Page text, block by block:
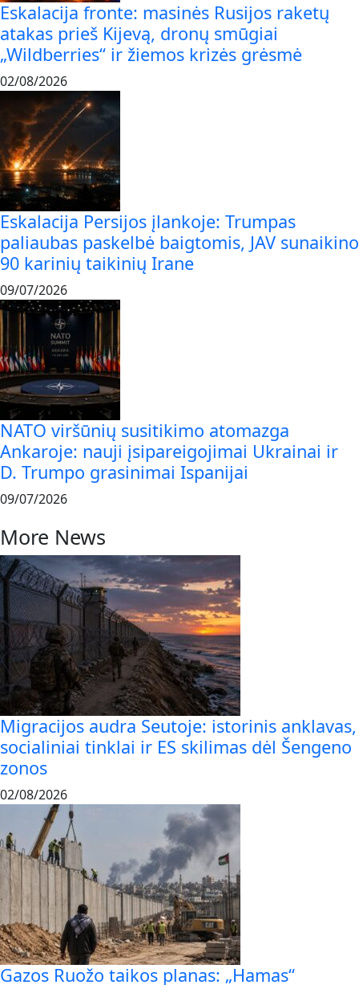
Eskalacija fronte: masinės Rusijos raketų
atakas prieš Kijevą, dronų smūgiai
„Wildberries“ ir žiemos krizės grėsmė
02/08/2026
Eskalacija Persijos įlankoje: Trumpas
paliaubas paskelbė baigtomis, JAV sunaikino
90 karinių taikinių Irane
09/07/2026
NATO viršūnių susitikimo atomazga
Ankaroje: nauji įsipareigojimai Ukrainai ir
D. Trumpo grasinimai Ispanijai
09/07/2026
More News
Migracijos audra Seutoje: istorinis anklavas,
socialiniai tinklai ir ES skilimas dėl Šengeno
zonos
02/08/2026
Gazos Ruožo taikos planas: „Hamas“